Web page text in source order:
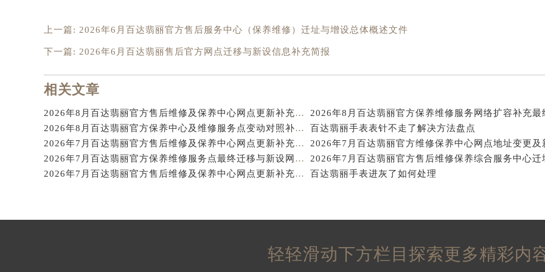
辽宁省沈阳市沈河区中街路83号亨得利名表维修授权店1楼百达翡丽售后服务中心（需提前预约）
北京市东城区东长安街1号王府井东方广场W3座6层602室百达翡丽售后服务中心（需提前预约）
河北省保定市竞秀区朝阳北大街北国先天下百达翡丽售后服务中心（需提前预约）
内蒙古自治区巴彦淖尔市临河区新华街百达翡丽售后服务中心（需提前预约）
内蒙古自治区包头市青山区幸福路甲3号王府井百货名表维修百达翡丽售后服务中心（需提前预约）
内蒙古自治区赤峰市红山区哈达街百达翡丽售后服务中心（需提前预约）
内蒙古自治区鄂尔多斯市东胜区伊金霍洛街百达翡丽售后服务中心（需提前预约）
内蒙古自治区呼伦贝尔市海拉尔区中央街百达翡丽售后服务中心（需提前预约）
内蒙古自治区锡林郭勒盟市锡林浩特市光明街与额尔敦路交叉口百达翡丽售后服务中心（需提前预约
内蒙古自治区兴安盟市乌兰浩特市兴安大街百达翡丽售后服务中心（需提前预约）
上一篇: 2026年6月百达翡丽官方售后服务中心（保养维修）迁址与增设总体概述文件
下一篇: 2026年6月百达翡丽售后官方网点迁移与新设信息补充简报
相关文章
2026年8月百达翡丽官方售后维修及保养中心网点更新补充最终汇总文本
2026年8月百达翡丽官方保养中心及维修服务点变动对照补充最终表确认发布
百达翡丽手表表针不走了解决方法盘点
2026年7月百达翡丽官方售后维修及保养中心网点更新补充汇总确认文件
2026年7月百达翡丽官方保养维修服务点最终迁移与新设网点完整版
2026年7月百达翡丽官方售后维修及保养中心网点更新补充汇总表文件
百达翡丽手表进灰了如何处理
轻轻滑动下方栏目探索更多精彩内